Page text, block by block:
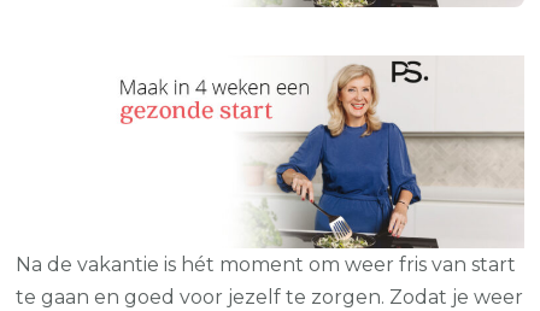
Na de vakantie is hét moment om weer fris van start
te gaan en goed voor jezelf te zorgen. Zodat je weer